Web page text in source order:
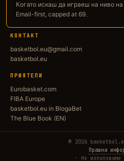
Когато искаш да играеш на ниво
Email-first, capped at 69.
КОНТАКТ
basketbol.eu@gmail.com
basketbol.eu
ПРИЯТЕЛИ
Eurobasket.com
FIBA Europe
basketbol.eu in BlogaBet
The Blue Book (EN)
© 2026
Правна
Не използваме